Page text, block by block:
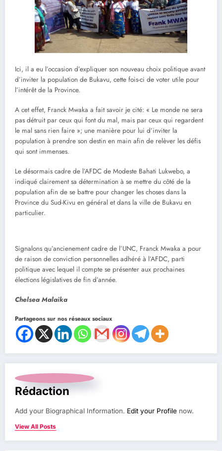
Ici, il a eu l’occasion d’expliquer son nouveau choix politique avant
d’inviter la population de Bukavu, cette fois-ci de voter utile pour
l’intérêt de la Province.
A cet effet, Franck Mwaka a fait savoir je cité: « Le monde ne sera
pas détruit par ceux qui font du mal, mais par ceux qui regardent
le mal sans rien faire »; une manière pour lui d’inviter la
population à prendre son destin en main afin de relèver les défis
qui sont immenses.
Le désormais cadre de l’AFDC de Modeste Bahati Lukwebo, a
indiqué clairement sa détermination à se mettre du côté de la
population afin de se battre pour changer les choses dans la
Province du Sud-Kivu en général et dans la ville de Bukavu en
particulier.
Signalons qu’ancienement cadre de l’UNC, Franck Mwaka a pour
de raison de conviction personnelles adhéré à l’AFDC, parti
politique avec lequel il compte se présenter aux prochaines
élections législatives de fin d’année.
Chelsea Malaika
Partageons sur nos réseaux sociaux
Rédaction
Add your Biographical Information. Edit your Profile now.
View All Posts